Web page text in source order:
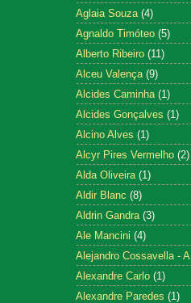
Aglaia Souza (4)
Agnaldo Timóteo (5)
Alberto Ribeiro (11)
Alceu Valença (9)
Alcides Caminha (1)
Alcides Gonçalves (1)
Alcino Alves (1)
Alcyr Pires Vermelho (2)
Alda Oliveira (1)
Aldir Blanc (8)
Aldrin Gandra (3)
Ale Mancini (4)
Alejandro Cossavella - A
Alexandre Carlo (1)
Alexandre Paredes (1)